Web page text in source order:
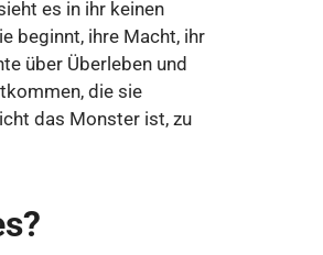
es in ihr keinen
beginnt, ihre Macht, ihr
über Überleben und
die sie
das Monster ist, zu